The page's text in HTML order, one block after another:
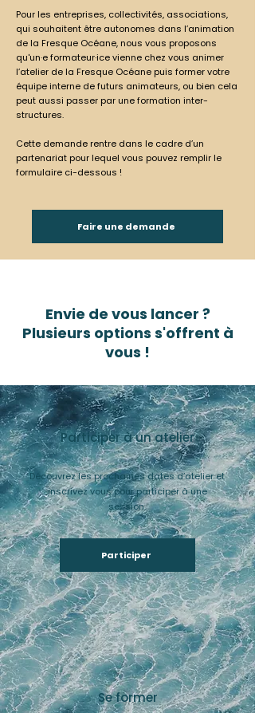
Pour les entreprises, collectivités, associations,
qui souhaitent être autonomes dans l’animation
de la Fresque Océane, nous vous proposons
qu'un·e formateur·ice vienne chez vous animer
l’atelier de la Fresque Océane puis former votre
équipe interne de futurs animateurs, ou bien cela
peut aussi passer par une formation inter-
structures.
Cette demande rentre dans le cadre d’un
partenariat pour lequel vous pouvez remplir le
formulaire ci-dessous !
Faire une demande
Envie de vous lancer ?
Plusieurs options s'offrent à
vous !
Participer à un atelier
Découvrez les prochaines dates d’atelier et
inscrivez vous pour participer à une
session.
Participer
Se former